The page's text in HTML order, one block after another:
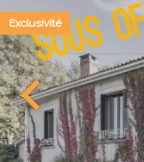
Exclusivité